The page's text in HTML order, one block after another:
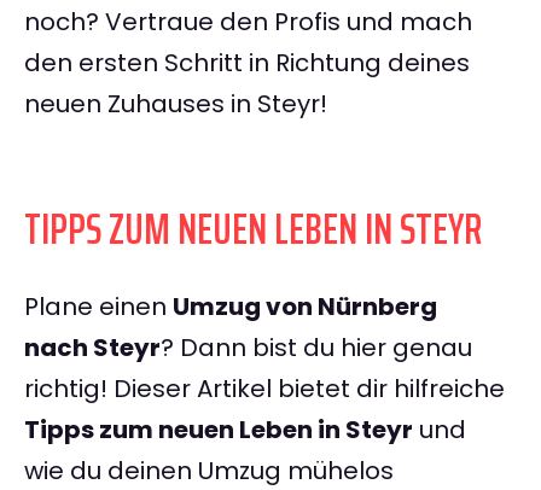
noch? Vertraue den Profis und mach
den ersten Schritt in Richtung deines
neuen Zuhauses in Steyr!
TIPPS ZUM NEUEN LEBEN IN STEYR
Plane einen Umzug von Nürnberg
nach Steyr? Dann bist du hier genau
richtig! Dieser Artikel bietet dir hilfreiche
Tipps zum neuen Leben in Steyr und
wie du deinen Umzug mühelos